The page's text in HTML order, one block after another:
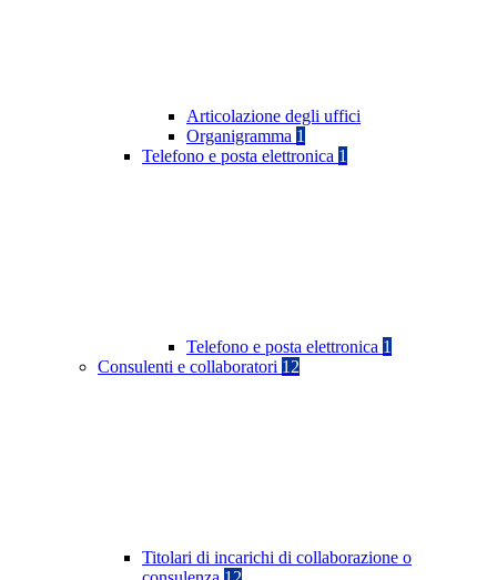
Articolazione degli uffici
Organigramma 1
Telefono e posta elettronica 1
Telefono e posta elettronica 1
Consulenti e collaboratori 12
Titolari di incarichi di collaborazione o